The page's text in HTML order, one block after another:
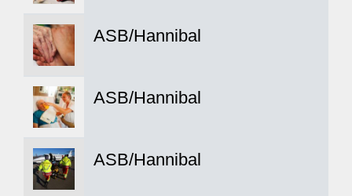
ASB/Hannibal
ASB/Hannibal
ASB/Hannibal